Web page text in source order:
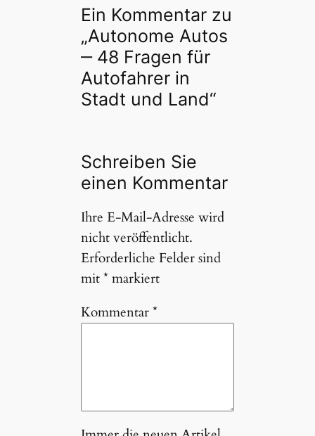
Ein Kommentar zu
„Autonome Autos
‒ 48 Fragen für
Autofahrer in
Stadt und Land“
Schreiben Sie
einen Kommentar
Ihre E-Mail-Adresse wird
nicht veröffentlicht.
Erforderliche Felder sind
mit*markiert
Kommentar*